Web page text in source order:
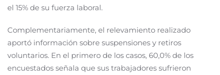
el 15% de su fuerza laboral.
Complementariamente, el relevamiento realizado
aportó información sobre suspensiones y retiros
voluntarios. En el primero de los casos, 60,0% de los
encuestados señala que sus trabajadores sufrieron